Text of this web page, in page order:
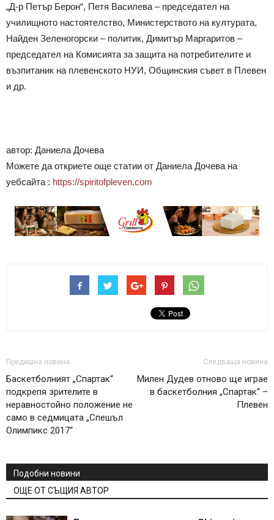
„Д-р Петър Берон“, Петя Василева – председател на
училищното настоятелство, Министерството на културата,
Найден Зеленогорски – политик, Димитър Маргаритов –
председател на Комисията за защита на потребителите и
възпитаник на плевенското НУИ, Общинския съвет в Плевен
и др.
автор: Даниела Дочева
Можете да откриете още статии от Даниела Дочева на
уебсайта : https://spiritofpleven.com
Предишна новина
Баскетболният „Спартак“
подкрепя зрителите в
неравностойно положение не
само в седмицата „Спешъл
Олимпикс 2017“
Следваща новина
Милен Дудев отново ще играе
в баскетболния „Спартак“ –
Плевен
Подобни новини
ОЩЕ ОТ СЪЩИЯ АВТОР